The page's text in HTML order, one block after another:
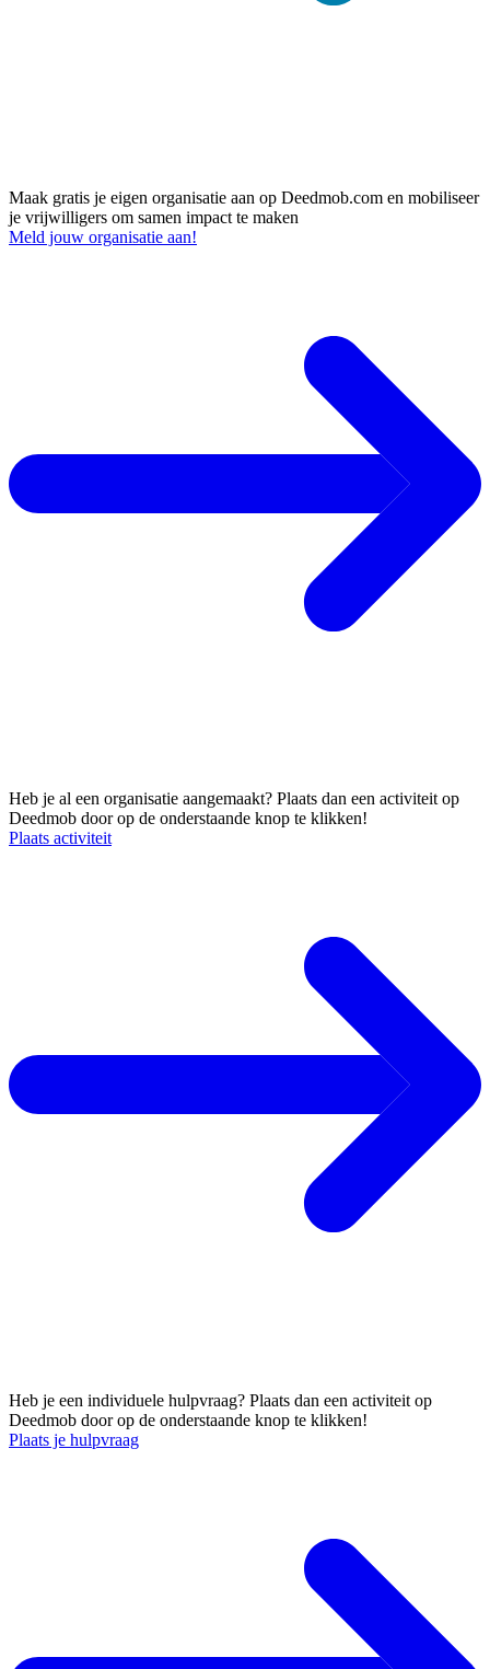
Maak gratis je eigen organisatie aan op Deedmob.com en mobiliseer
je vrijwilligers om samen impact te maken
Meld jouw organisatie aan!
Heb je al een organisatie aangemaakt? Plaats dan een activiteit op
Deedmob door op de onderstaande knop te klikken!
Plaats activiteit
Heb je een individuele hulpvraag? Plaats dan een activiteit op
Deedmob door op de onderstaande knop te klikken!
Plaats je hulpvraag